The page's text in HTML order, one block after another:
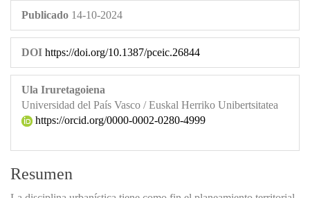
Publicado 14-10-2024
DOI https://doi.org/10.1387/pceic.26844
Ula Iruretagoiena
Universidad del País Vasco / Euskal Herriko Unibertsitatea
https://orcid.org/0000-0002-0280-4999
Resumen